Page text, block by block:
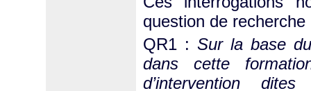
question de recherche
QR1 : Sur la base
dans cette
d’intervention